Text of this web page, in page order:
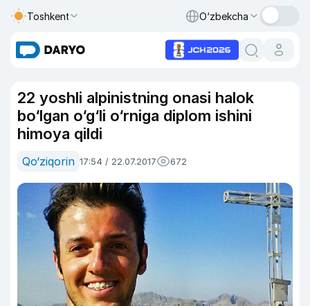
Toshkent O‘zbekcha
22 yoshli alpinistning onasi halok
bo‘lgan o‘g‘li o‘rniga diplom ishini
himoya qildi
Qo‘ziqorin 17:54 / 22.07.2017 672